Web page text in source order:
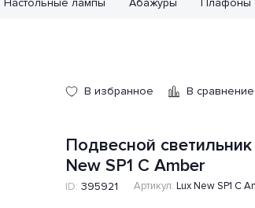
Настольные лампы Абажуры Плафоны
В избранное В сравнение
Подвесной
New SP1 C Amber
ID: 395921 Артикул: Lux New SP1 C